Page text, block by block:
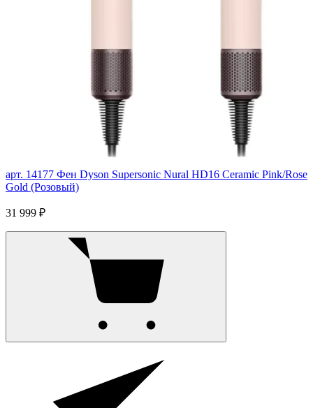
арт. 14177 Фен Dyson Supersonic Nural HD16 Ceramic Pink/Rose
Gold (Розовый)
31 999 ₽